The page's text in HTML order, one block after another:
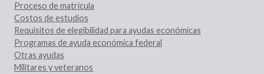
Proceso de matrícula
Costos de estudios
Requisitos de elegibilidad para ayudas económicas
Programas de ayuda económica federal
Otras ayudas
Militares y veteranos